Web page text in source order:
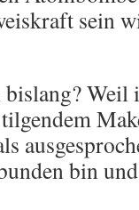
sein
Weil
bin